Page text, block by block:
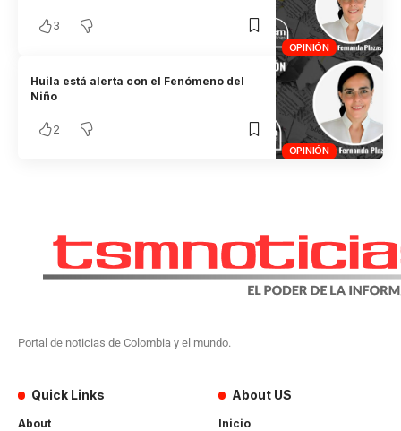
OPINIÓN
3
OPINIÓN
Huila está alerta con el Fenómeno del
Niño
2
Portal de noticias de Colombia y el mundo.
Quick Links
About
About US
Inicio